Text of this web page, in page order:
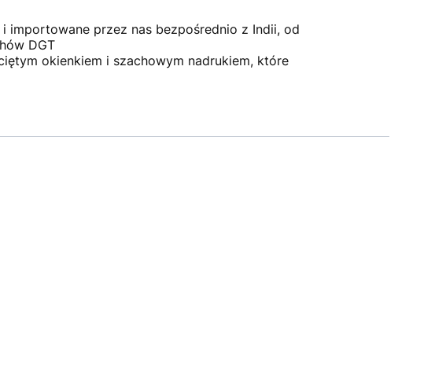
importowane przez nas bezpośrednio z Indii, od
DGT
okienkiem i szachowym nadrukiem, które